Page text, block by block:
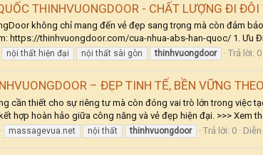
THINHVUONGDOOR - CHẤT LƯỢNG ĐI
không chỉ mang đến vẻ đẹp sang trọng mà còn đảm
https://thinhvuongdoor.com/cua-nhua-abs-han-quoc/ 1. Ưu
nội thất hiện đại nội thất sài gòn thinhvuongdoor Trả lời: 0
– ĐẸP TINH TẾ, BỀN VỮNG
cần thiết cho sự riêng tư mà còn đóng vai trò lớn trong việc
hợp hoàn hảo giữa công năng và vẻ đẹp hiện đại. >>> Xem
massagevua.net nội thất thinhvuongdoor Trả lời: 0